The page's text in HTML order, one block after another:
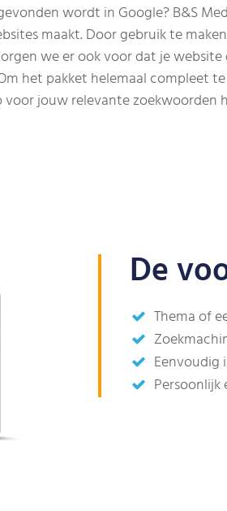
wordt in Google? B&S
maakt. Door gebruik te
we er ook voor dat je
het pakket helemaal compleet
jouw relevante zoekwoorden
De
Thema of
Eenvoudig